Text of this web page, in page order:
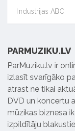
Industrijas ABC
PARMUZIKU.LV
ParMuziku.lv ir
izlasīt svarīgāko
atrast ne tikai
DVD un koncertu
mūzikas biznesa
izpildītāju